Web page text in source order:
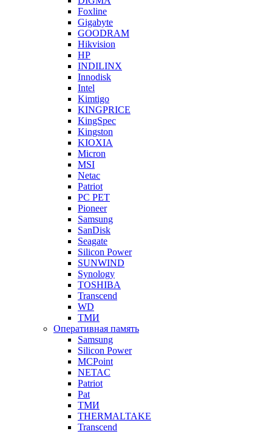
Foxline
Gigabyte
GOODRAM
Hikvision
HP
INDILINX
Innodisk
Intel
Kimtigo
KINGPRICE
KingSpec
Kingston
KIOXIA
Micron
MSI
Netac
Patriot
PC PET
Pioneer
Samsung
SanDisk
Seagate
Silicon Power
SUNWIND
Synology
TOSHIBA
Transcend
WD
ТМИ
Оперативная память
Samsung
Silicon Power
MCPoint
NETAC
Patriot
Pat
ТМИ
THERMALTAKE
Transcend